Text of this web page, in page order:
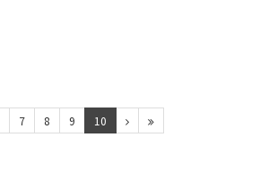
7 8 9 10